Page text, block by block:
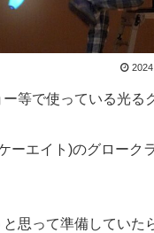
等で使っている光る
ーエイト)のグローク
思って準備していた